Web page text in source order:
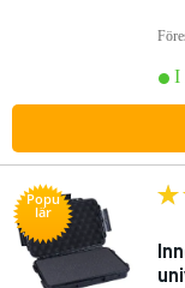
I
Popu
lär